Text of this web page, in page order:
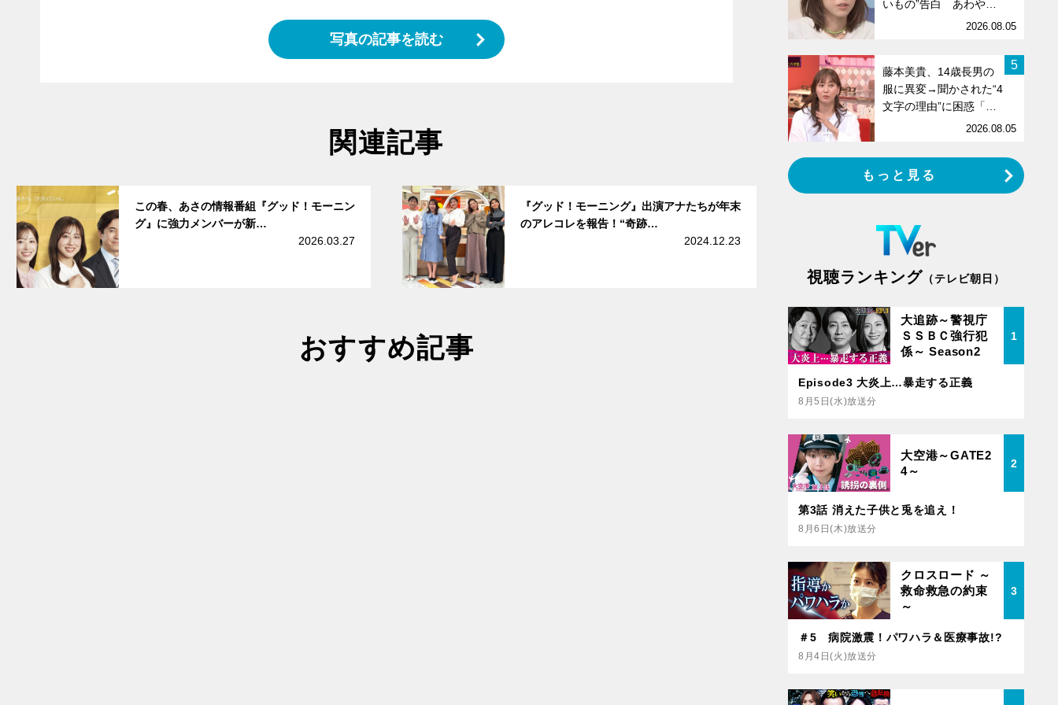
写真の記事を読む
関連記事
この春、あさの情報番組『グッド！モーニン
グ』に強力メンバーが新…
2026.03.27
『グッド！モーニング』出演アナたちが年末
のアレコレを報告！“奇跡…
2024.12.23
おすすめ記事
いもの”告白 あわや…
2026.08.05
5
藤本美貴、14歳長男の
服に異変→聞かされた“4
文字の理由”に困惑「…
2026.08.05
もっと見る
視聴ランキング （テレビ朝日）
大追跡～警視庁
ＳＳＢＣ強行犯
係～ Season2
1
Episode3 大炎上…暴走する正義
8月5日(水)放送分
大空港～GATE2
4～
2
第3話 消えた子供と兎を追え！
8月6日(木)放送分
クロスロード ～
救命救急の約束
～
3
＃5 病院激震！パワハラ＆医療事故!?
8月4日(火)放送分